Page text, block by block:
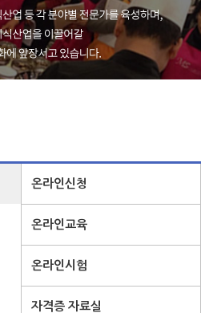
온라인신청
온라인교육
온라인시험
자격증 자료실